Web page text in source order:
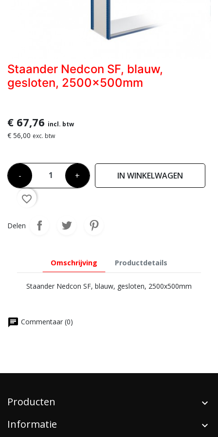
Staander Nedcon SF, blauw,
gesloten, 2500x500mm
€ 67,76 incl. btw
€ 56,00 exc. btw
- + IN WINKELWAGEN
favorite_border
Delen
Omschrijving Productdetails
Staander Nedcon SF, blauw, gesloten, 2500x500mm
chat Commentaar (0)
Producten
Informatie